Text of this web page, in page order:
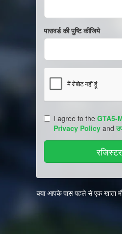
पासवर्ड की पुष्टि कीजिये
I agree to the GTA5-
Privacy Policy and
क्या आपके पास पहले से एक खाता